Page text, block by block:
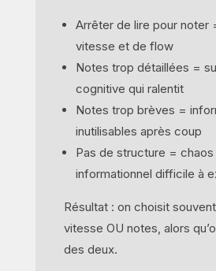
Arrêter de lire pour noter
vitesse et de flow
Notes trop détaillées =
cognitive qui ralentit
Notes trop brèves =
inutilisables après coup
Pas de structure = chaos
informationnel difficile à
Résultat : on choisit
vitesse OU notes, alors
des deux.